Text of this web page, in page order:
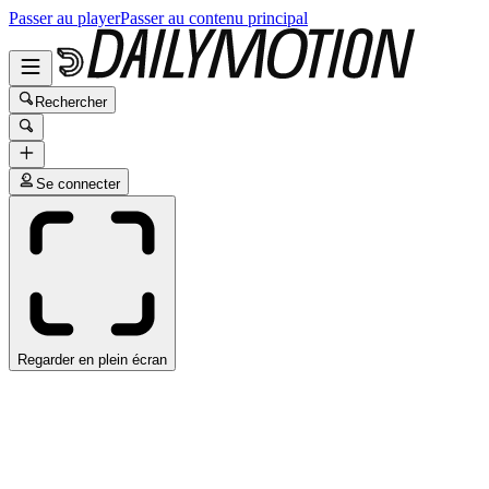
Passer au playerPasser au contenu principal
Rechercher
Se connecter
Regarder en plein écran